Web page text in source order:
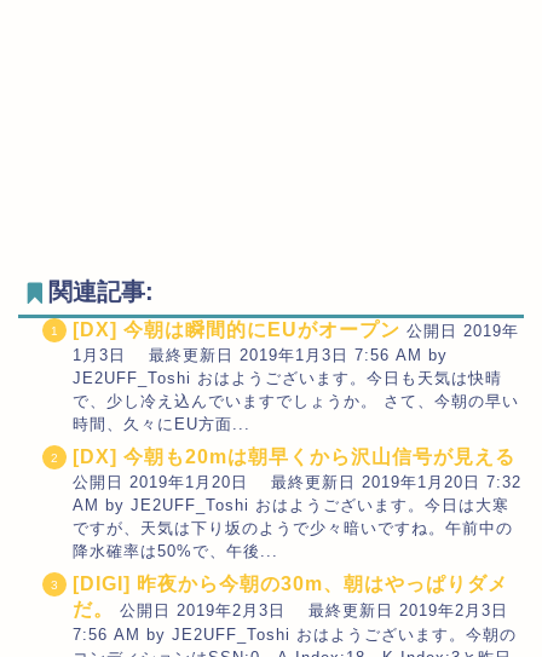
関連記事:
[DX] 今朝は瞬間的にEUがオープン 公開日 2019年
1月3日 最終更新日 2019年1月3日 7:56 AM by
JE2UFF_Toshi おはようございます。今日も天気は快晴
で、少し冷え込んでいますでしょうか。 さて、今朝の早い
時間、久々にEU方面...
[DX] 今朝も20mは朝早くから沢山信号が見える
公開日 2019年1月20日 最終更新日 2019年1月20日 7:32
AM by JE2UFF_Toshi おはようございます。今日は大寒
ですが、天気は下り坂のようで少々暗いですね。午前中の
降水確率は50%で、午後...
[DIGI] 昨夜から今朝の30m、朝はやっぱりダメ
だ。
公開日 2019年2月3日 最終更新日 2019年2月3日
7:56 AM by JE2UFF_Toshi おはようございます。今朝の